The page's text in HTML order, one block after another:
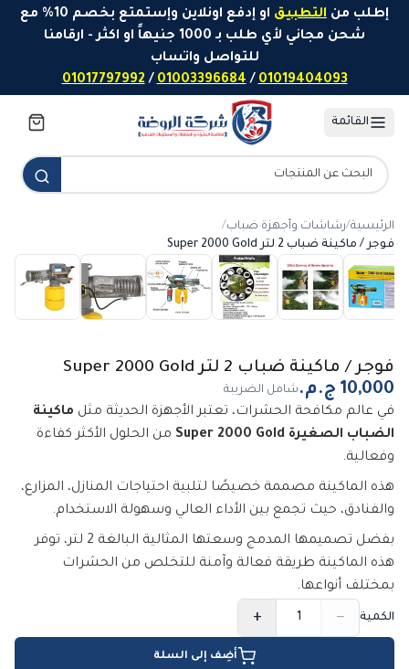
تخطَّ إلى المحتوى
إطلب من التطبيق
او إدفع اونلاين وإستمتع بخصم 10% مع
شحن مجاني لأي طلب بـ 1000 جنيهاً او اكثر - ارقامنا
للتواصل واتساب
01019404093
/
01003396684
/
01017797992
القائمة
الرئيسية/رشاشات وأجهزة ضباب/
فوجر / ماكينة ضباب 2 لتر Super 2000 Gold
فوجر / ماكينة ضباب 2 لتر Super 2000 Gold
شامل الضريبة
في عالم مكافحة الحشرات، تعتبر الأجهزة الحديثة مثل ماكينة
الضباب الصغيرة Super 2000 Gold
من الحلول الأكثر كفاءة
وفعالية.
هذه الماكينة مصممة خصيصًا لتلبية احتياجات المنازل، المزارع،
والفنادق، حيث تجمع بين الأداء العالي وسهولة الاستخدام.
بفضل تصميمها المدمج وسعتها المثالية البالغة 2 لتر، توفر
هذه الماكينة طريقة فعالة وآمنة للتخلص من الحشرات
بمختلف أنواعها.
الكمية −
+
أضِف إلى السلة